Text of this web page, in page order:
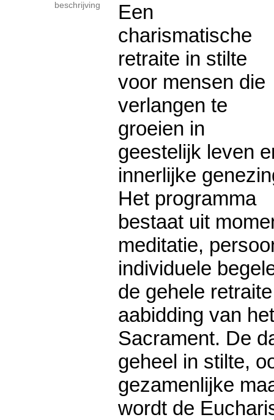
beschrijving
Een
charismatische
retraite in stilte
voor mensen die
verlangen te
groeien in
geestelijk leven
innerlijke
Het programma
bestaat uit
meditatie,
individuele
de gehele
aabidding van
Sacrament. De
geheel in stilte,
gezamenlijke
wordt de